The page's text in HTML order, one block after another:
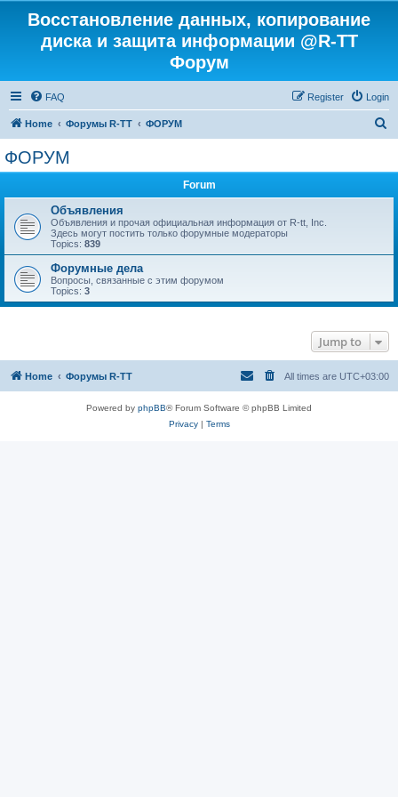
Восстановление данных, копирование
диска и защита информации @R-TT
Форум
FAQ Login
Register
Home Форумы R-TT ФОРУМ
ФОРУМ
Forum
Объявления
Объявления и прочая официальная информация от R-tt, Inc.
Здесь могут постить только форумные модераторы
Topics: 839
Форумные дела
Вопросы, связанные с этим форумом
Topics: 3
Jump to
Home Форумы R-TT All times are UTC+03:00
Powered by phpBB® Forum Software © phpBB Limited
Privacy| Terms